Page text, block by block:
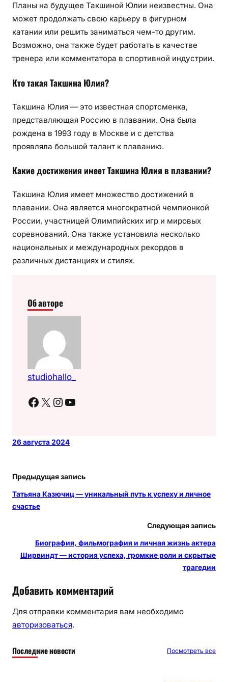
Планы на будущее Такшиной Юлии неизвестны. Она
может продолжать свою карьеру в фигурном
катании или решить заниматься чем-то другим.
Возможно, она также будет работать в качестве
тренера или комментатора в спортивной индустрии.
Кто такая Такшина Юлия?
Такшина Юлия — это известная спортсменка,
представляющая Россию в плавании. Она была
рождена в 1993 году в Москве и с детства
проявляла большой талант к плаванию.
Какие достижения имеет Такшина Юлия в плавании?
Такшина Юлия имеет множество достижений в
плавании. Она является многократной чемпионкой
России, участницей Олимпийских игр и мировых
соревнований. Она также установила несколько
национальных и международных рекордов в
различных дистанциях и стилях.
Об авторе
studiohallo_
Facebook X Instagram YouTube
26 августа 2024
Предыдущая запись
Татьяна Казючиц — уникальный путь к успеху и личное
счастье
Следующая запись
Биография, фильмография и личная жизнь актера
Ширвиндт — история успеха, громкие роли и скрытые
трагедии
Добавить комментарий
Для отправки комментария вам необходимо
авторизоваться.
Последние новости Посмотреть все